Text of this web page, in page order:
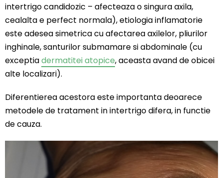
intertrigo candidozic – afecteaza o singura axila,
cealalta e perfect normala), etiologia inflamatorie
este adesea simetrica cu afectarea axilelor, pliurilor
inghinale, santurilor submamare si abdominale (cu
exceptiadermatitei atopice, aceasta avand de obicei
alte localizari).
Diferentierea acestora este importanta deoarece
metodele de tratament in intertrigo difera, in functie
de cauza.